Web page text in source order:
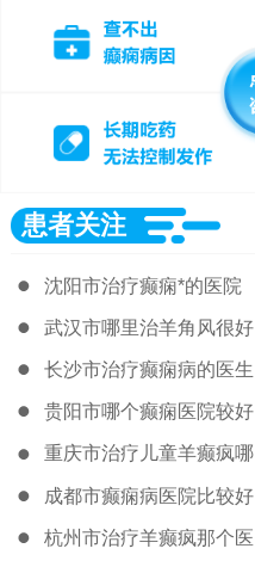
患者关注
沈阳市治疗癫痫*的医院
武汉市哪里治羊角风很好
长沙市治疗癫痫病的医生
贵阳市哪个癫痫医院较好
重庆市治疗儿童羊癫疯哪
的医院很好
成都市癫痫病医院比较好
杭州市治疗羊癫疯那个医